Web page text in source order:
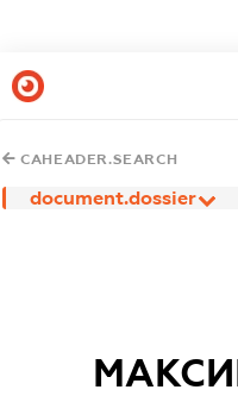
CAHEADER.SEARCH
document.dossier